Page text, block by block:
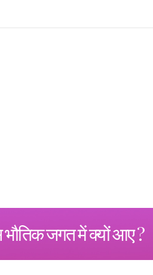
भौतिक जगत में क्यों आए ?